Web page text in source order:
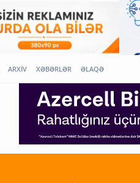
ARXİV XƏBƏRLƏR ƏLAQƏ